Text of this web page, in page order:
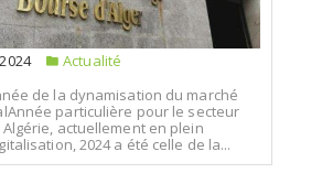
Actualité
de la dynamisation du marché
particulière pour le secteur
actuellement en plein
2024 a été celle de la...